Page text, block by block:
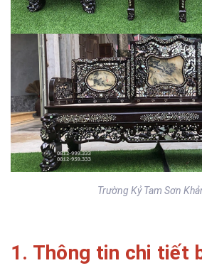
Trường Kỷ Tam Sơn
1. Thông tin chi tiết